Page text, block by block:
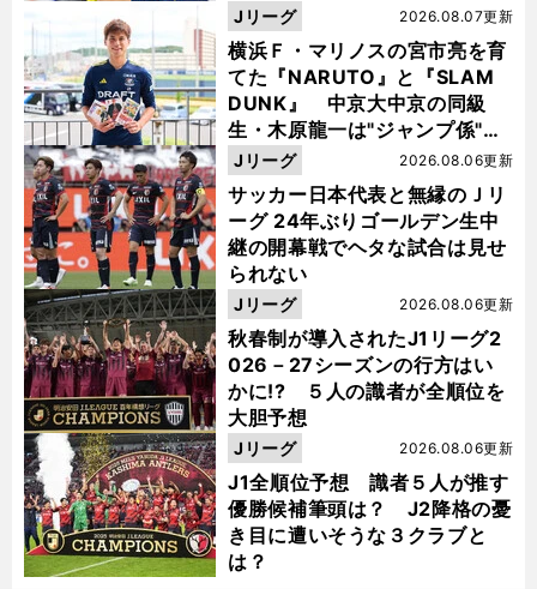
横浜Ｆ・マリノスの宮市亮を育
てた『NARUTO』と『SLAM
DUNK』 中京大中京の同級
生・木原龍一は"ジャンプ係"だ
った
2026.08.07更新
Jリーグ
サッカー日本代表と無縁のＪリ
ーグ 24年ぶりゴールデン生中
継の開幕戦でヘタな試合は見せ
られない
2026.08.06更新
Jリーグ
秋春制が導入されたJ1リーグ2
026－27シーズンの行方はい
かに!? ５人の識者が全順位を
大胆予想
2026.08.06更新
Jリーグ
J1全順位予想 識者５人が推す
優勝候補筆頭は？ J2降格の憂
き目に遭いそうな３クラブと
は？
2026.08.06更新
Jリーグ